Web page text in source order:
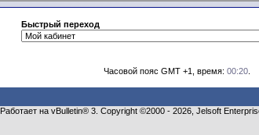
Быстрый переход
Часовой пояс GMT +1, время: 00:20.
Работает на vBulletin® 3. Copyright ©2000 - 2026, Jelsoft